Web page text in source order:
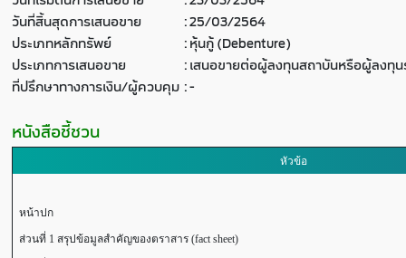
วันที่สิ้นสุดการเสนอขาย
:25/03/2564
ประเภทหลักทรัพย์
:หุ้นกู้ (Debenture)
ประเภทการเสนอขาย
:เสนอขายต่อผู้ลงทุนสถาบันหรือผู้ลงทุ
ที่ปรึกษาทางการเงิน/ผู้ควบคุม :-
หนังสือชี้ชวน
หัวข้อ
หน้าปก
ส่วนที่ 1 สรุปข้อมูลสำคัญของตราสาร (fact sheet)